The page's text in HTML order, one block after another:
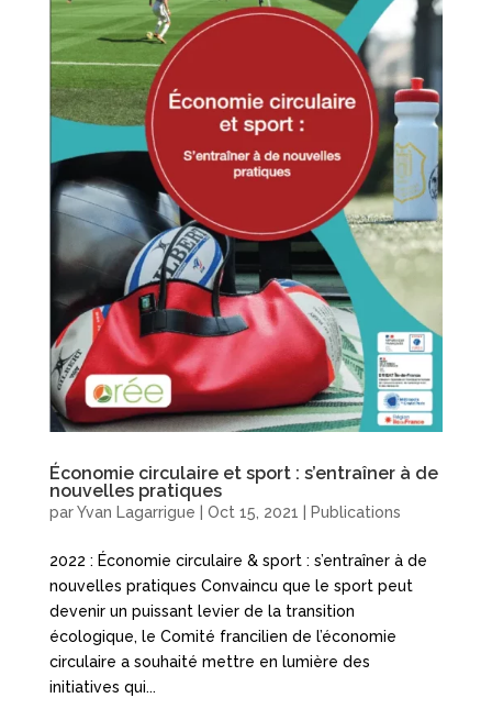
Économie circulaire et sport : s’entraîner à de
nouvelles pratiques
parYvan Lagarrigue Oct 15, 2021 Publications
2022 : Économie circulaire & sport : s’entraîner à de
nouvelles pratiques Convaincu que le sport peut
devenir un puissant levier de la transition
écologique, le Comité francilien de l’économie
circulaire a souhaité mettre en lumière des
initiatives qui...